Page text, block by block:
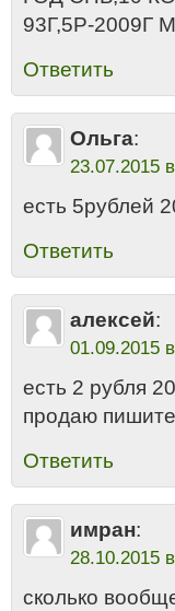
93Г,5Р-2009Г
Ответить
Ольга:
23.07.2015
есть 5рублей
Ответить
алексей:
01.09.2015
есть 2 рубля
продаю пишите
Ответить
имран:
28.10.2015
сколько